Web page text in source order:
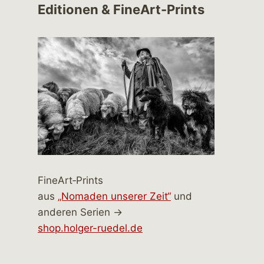
Editionen & FineArt-Prints
FineArt‑Prints
aus „Nomaden unserer Zeit“ und
anderen Serien →
shop.holger-ruedel.de